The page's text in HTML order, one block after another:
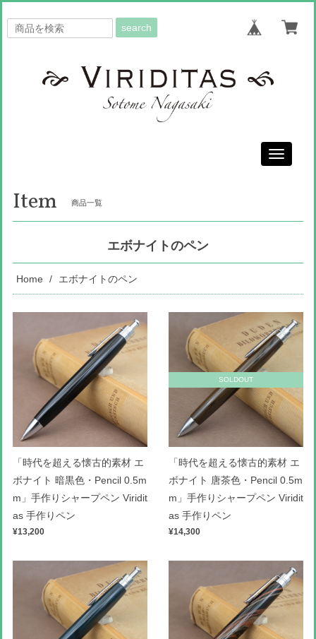
search
Toggle
Item 商品一覧
エボナイトのペン
Home エボナイトのペン
「時代を超える懐古的素材 エ
ボナイト 暗黒色・Pencil 0.5m
m」手作りシャープペン Viridit
as 手作りペン
¥13,200
SOLDOUT
「時代を超える懐古的素材 エ
ボナイト 唐茶色・Pencil 0.5m
m」手作りシャープペン Viridit
as 手作りペン
¥14,300